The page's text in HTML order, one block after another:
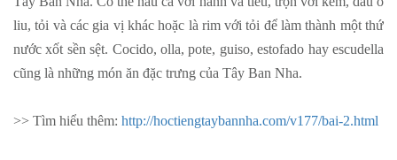
liu, tỏi và các gia vị khác hoặc là rim với tỏi để làm thành một thứ
nước xốt sền sệt. Cocido, olla, pote, guiso, estofado hay escudella
cũng là những món ăn đặc trưng của Tây Ban Nha.
>> Tìm hiểu thêm: http://hoctiengtaybannha.com/v177/bai-2.html